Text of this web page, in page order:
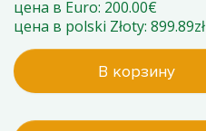
цена в Euro: 200.00€
цена в polski Złoty: 899.89zł
В корзину